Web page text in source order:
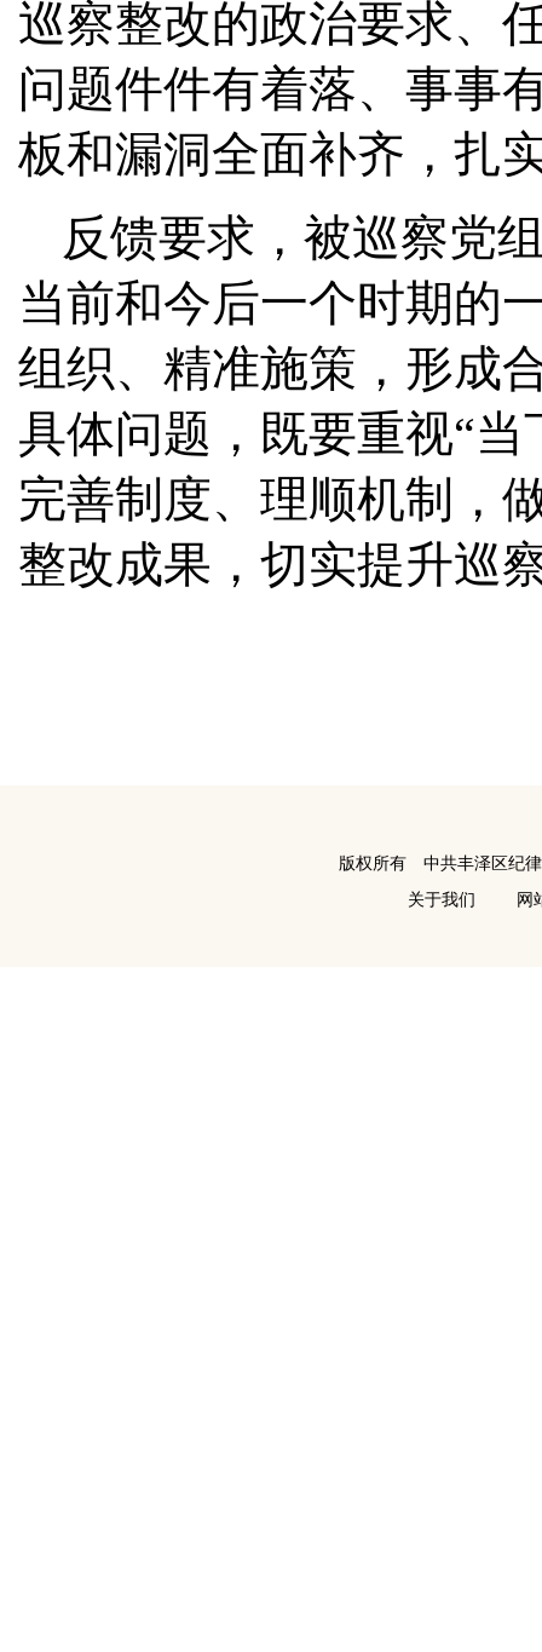
巡察整改的政治要求、
问题件件有着落、事事
板和漏洞全面补齐，扎
反馈要求，被巡察党
当前和今后一个时期的
组织、精准施策，形成
具体问题，既要重视“
完善制度、理顺机制，
整改成果，切实提升巡
版权所有 中共丰泽区纪
关于我们
网